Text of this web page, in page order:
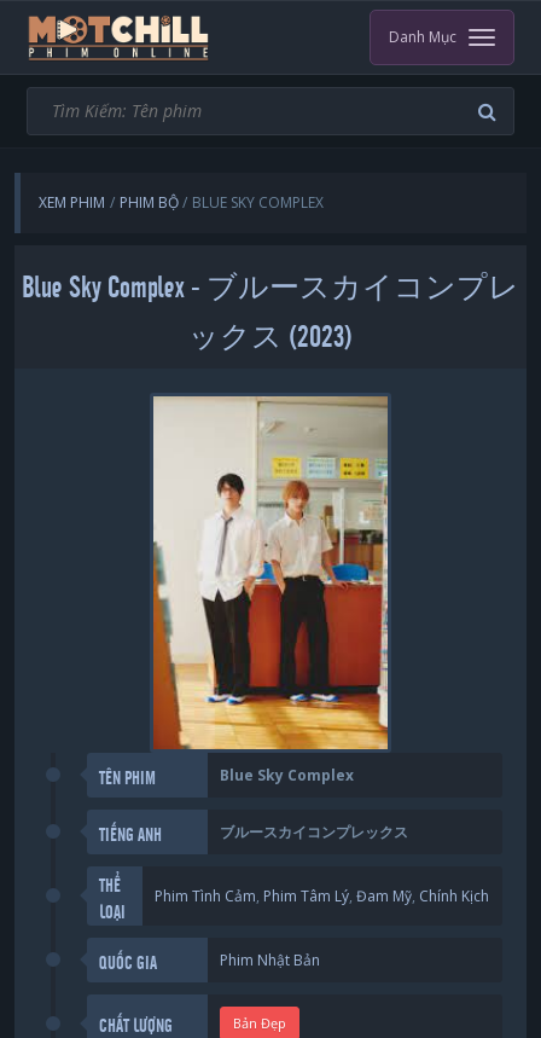
Danh Mục
XEM PHIM PHIM BỘ BLUE SKY COMPLEX
Blue Sky Complex - ブルースカイコンプレ
ックス (2023)
TÊN PHIM Blue Sky Complex
TIẾNG ANH ブルースカイコンプレックス
THỂ
LOẠI
Phim Tình Cảm, Phim Tâm Lý,Đam Mỹ, Chính Kịch
QUỐC GIA Phim Nhật Bản
CHẤT LƯỢNG Bản Đẹp